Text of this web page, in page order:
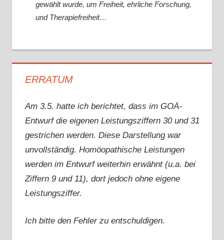
gewählt wurde, um Freiheit, ehrliche Forschung,
und Therapiefreiheit…
ERRATUM
Am 3.5. hatte ich berichtet, dass im GOÄ-
Entwurf die eigenen Leistungsziffern 30 und 31
gestrichen werden. Diese Darstellung war
unvollständig. Homöopathische Leistungen
werden im Entwurf weiterhin erwähnt (u.a. bei
Ziffern 9 und 11), dort jedoch ohne eigene
Leistungsziffer.
Ich bitte den Fehler zu entschuldigen.